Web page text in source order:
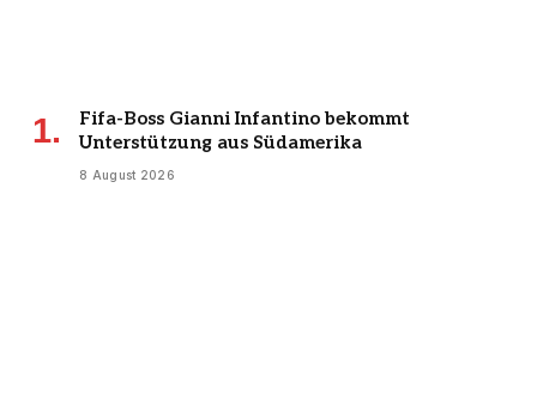
Fifa-Boss Gianni Infantino bekommt
Unterstützung aus Südamerika
8 August 2026